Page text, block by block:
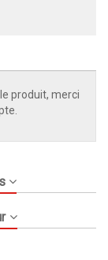
produit, merci